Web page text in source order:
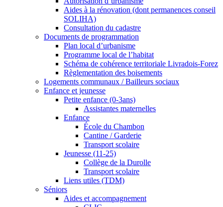
Aides à la rénovation (dont permanences conseil
SOLIHA)
Consultation du cadastre
Documents de programmation
Plan local d’urbanisme
Programme local de l’habitat
Schéma de cohérence territoriale Livradois-Forez
Règlementation des boisements
Logements communaux / Bailleurs sociaux
Enfance et jeunesse
Petite enfance (0-3ans)
Assistantes maternelles
Enfance
École du Chambon
Cantine / Garderie
Transport scolaire
Jeunesse (11-25)
Collège de la Durolle
Transport scolaire
Liens utiles (TDM)
Séniors
Aides et accompagnement